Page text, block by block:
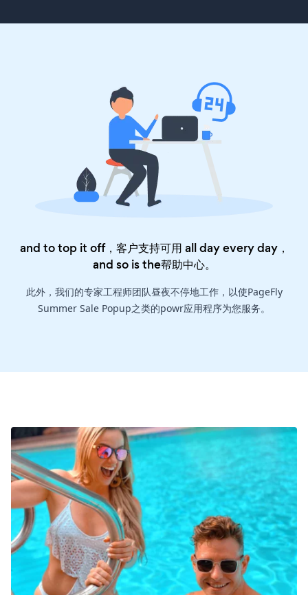
and to top it off，客户支持可用 all day every day，
and so is the帮助中心。
此外，我们的专家工程师团队昼夜不停地工作，以使PageFly
Summer Sale Popup之类的powr应用程序为您服务。